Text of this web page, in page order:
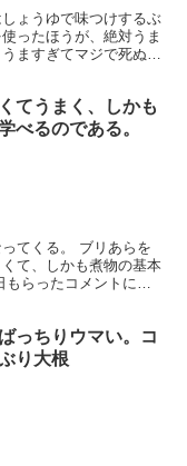
ょうゆで味つけするぶ
ったほうが、絶対うま
ますぎてマジで死ぬ。
てうまく、しかも
べるのである。
てくる。 ブリあらを
て、しかも煮物の基本
もらったコメントにつ
っちりウマい。コ
り大根